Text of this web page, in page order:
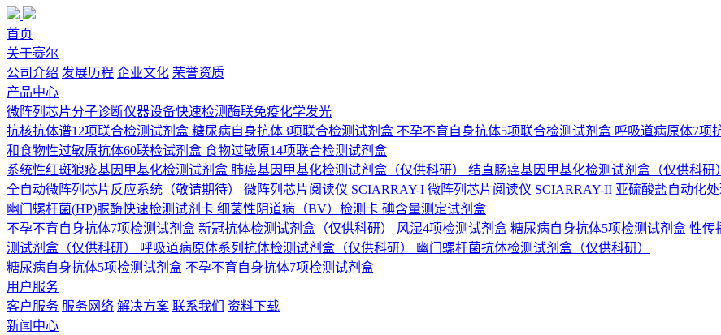
首页
关于赛尔
公司介绍 发展历程 企业文化 荣誉资质
产品中心
微阵列芯片分子诊断仪器设备快速检测 酶联免疫化学发光
抗核抗体谱12项联合检测试剂盒 糖尿病自身抗体3项联合检测试剂盒 不孕不育自身抗体5项联合检测试剂盒 呼吸道病原体7项
和食物性过敏原抗体60联检试剂盒 食物过敏原14项联合检测试剂盒
系统性红斑狼疮基因甲基化检测试剂盒 肺癌基因甲基化检测试剂盒（仅供科研） 结直肠癌基因甲基化检测试剂盒（仅供科研
全自动微阵列芯片反应系统（敬请期待） 微阵列芯片阅读仪 SCIARRAY-I 微阵列芯片阅读仪 SCIARRAY-II 亚硫酸盐自动化
幽门螺杆菌(HP)脲酶快速检测试剂卡 细菌性阴道病（BV）检测卡 碘含量测定试剂盒
不孕不育自身抗体7项检测试剂盒 新冠抗体检测试剂盒（仅供科研） 风湿4项检测试剂盒 糖尿病自身抗体5项检测试剂盒 性传
测试剂盒（仅供科研）
呼吸道病原体系列抗体检测试剂盒（仅供科研）
幽门螺杆菌抗体检测试剂盒（仅供科研）
糖尿病自身抗体5项检测试剂盒 不孕不育自身抗体7项检测试剂盒
用户服务
客户服务 服务网络 解决方案 联系我们
资料下载
新闻中心